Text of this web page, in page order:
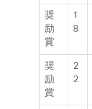
奨
励
賞
1
8
奨
励
賞
2
2